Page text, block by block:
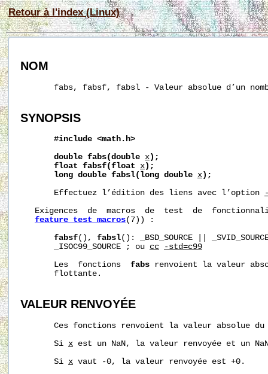
Retour à l'index (Linux)
NOM
fabs, fabsf, fabsl - Valeur absolue d’un
SYNOPSIS
#include <math.h>
double fabs(double x );
float fabsf(float x );
long double fabsl(long double x );
       Effectuez l’édition des liens avec l’option
Exigences  de  macros  de  test  de
feature_test_macros(7)) :
fabsf(), fabsl(): _BSD_SOURCE ||
       _ISOC99_SOURCE ; ou
cc
-std=c99
       Les  fonctions
fabs renvoient la valeur
       flottante.
VALEUR RENVOYÉE
Ces fonctions renvoient la valeur absolue
       Si
x est un NaN, la valeur renvoyée et un
       Si
x vaut -0, la valeur renvoyée est +0.